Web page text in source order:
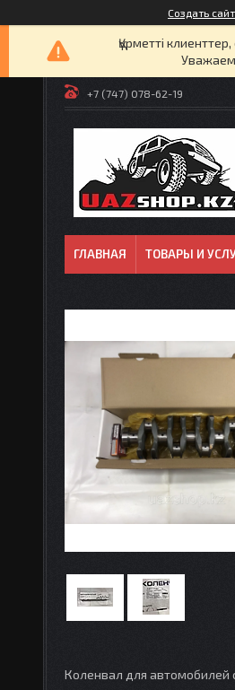
Создать сайт
Құрметті
+7 (747) 078-62-19
ГЛАВНАЯ ТОВАРЫ И
Коленвал для автомобилей